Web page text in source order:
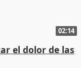
02:14
el dolor de las